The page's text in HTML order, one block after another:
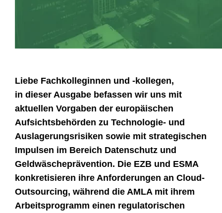
Liebe Fachkolleginnen und -kollegen,
in dieser Ausgabe befassen wir uns mit
aktuellen Vorgaben der europäischen
Aufsichtsbehörden zu Technologie- und
Auslagerungsrisiken sowie mit strategischen
Impulsen im Bereich Datenschutz und
Geldwäscheprävention. Die EZB und ESMA
konkretisieren ihre Anforderungen an Cloud-
Outsourcing, während die AMLA mit ihrem
Arbeitsprogramm einen regulatorischen